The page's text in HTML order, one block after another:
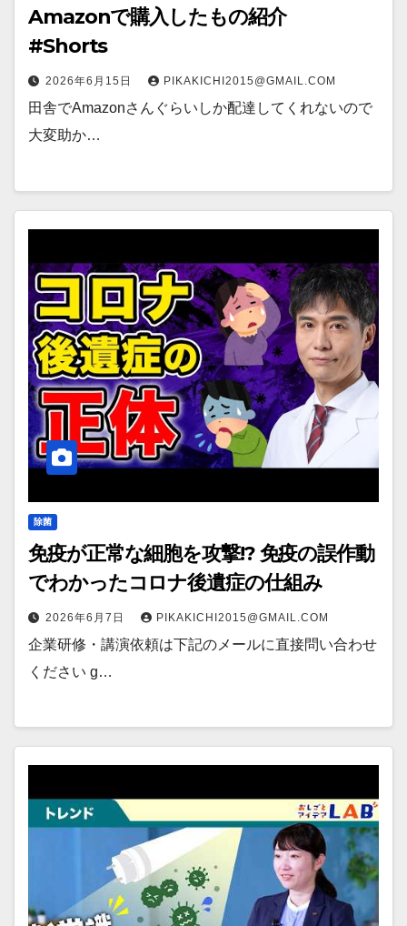
Amazonで購入したもの紹介
#Shorts
2026年6月15日 PIKAKICHI2015@GMAIL.COM
田舎でAmazonさんぐらいしか配達してくれないので
大変助か…
除菌
免疫が正常な細胞を攻撃!? 免疫の誤作動
でわかったコロナ後遺症の仕組み
2026年6月7日 PIKAKICHI2015@GMAIL.COM
企業研修・講演依頼は下記のメールに直接問い合わせ
ください g…